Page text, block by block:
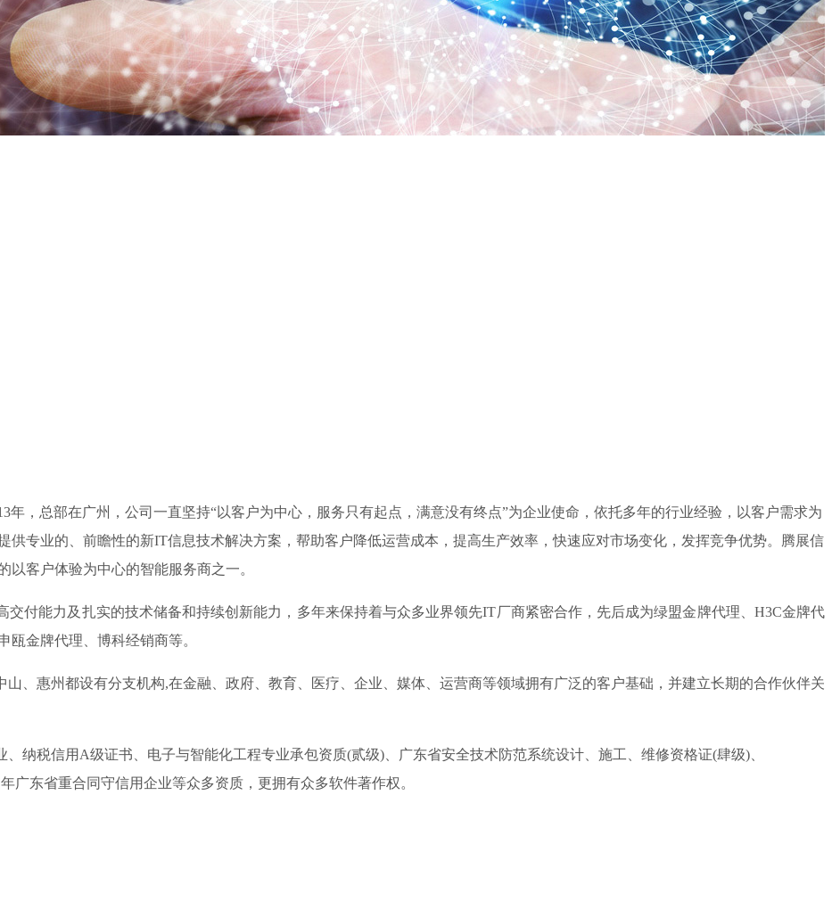
，总部在广州，公司一直坚持“以客户为中心，服务只有起点，满意没有终点”为企业使命，依托多年的行业经验，以客户需求为
供专业的、前瞻性的新IT信息技术解决方案，帮助客户降低运营成本，提高生产效率，快速应对市场变化，发挥竞争优势。腾展信
客户体验为中心的智能服务商之一。
付能力及扎实的技术储备和持续创新能力，多年来保持着与众多业界领先IT厂商紧密合作，先后成为绿盟金牌代理、H3C金牌代
金牌代理、博科经销商等。
惠州都设有分支机构,在金融、政府、教育、医疗、企业、媒体、运营商等领域拥有广泛的客户基础，并建立长期的合作伙伴关
税信用A级证书、电子与智能化工程专业承包资质(贰级)、广东省安全技术防范系统设计、施工、维修资格证(肆级)、
广东省重合同守信用企业等众多资质，更拥有众多软件著作权。